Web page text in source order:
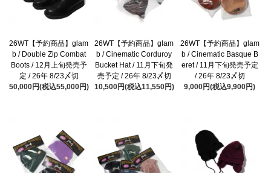
26WT【予約商品】glam
b / Double Zip Combat
Boots / 12月上旬発売予
定 / 26年 8/23〆切
50,000円(税込55,000円)
26WT【予約商品】glam
b / Cinematic Corduroy
Bucket Hat / 11月下旬発
売予定 / 26年 8/23〆切
10,500円(税込11,550円)
26WT【予約商品】glam
b / Cinematic Basque B
eret / 11月下旬発売予定
/ 26年 8/23〆切
9,000円(税込9,900円)